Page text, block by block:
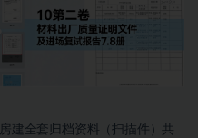
房建全套归档资料（扫描件）共